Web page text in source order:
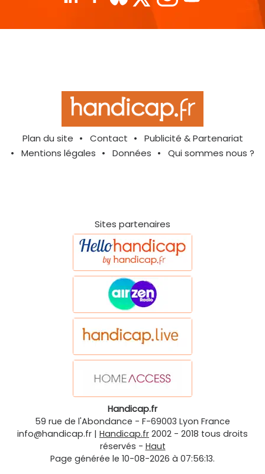
Plan du site Contact
Publicité & Partenariat
Mentions légales
Données Qui sommes nous ?
Sites partenaires
Handicap.fr
59 rue de l'Abondance - F-69003 Lyon France
info@handicap.fr | Handicap.fr 2002 - 2018 tous droits
réservés - Haut
Page générée le 10-08-2026 à 07:56:13.